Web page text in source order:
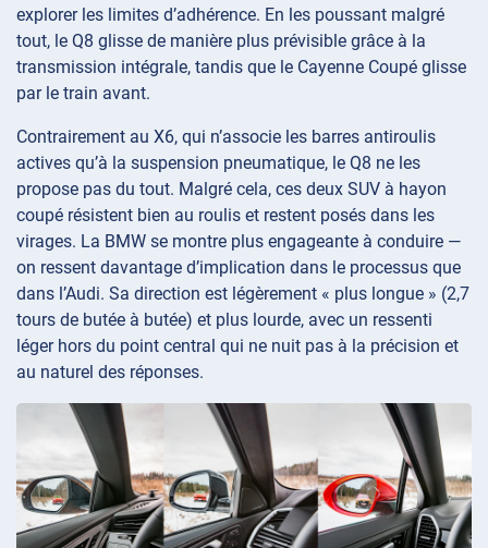
explorer les limites d’adhérence. En les poussant malgré
tout, le Q8 glisse de manière plus prévisible grâce à la
transmission intégrale, tandis que le Cayenne Coupé glisse
par le train avant.
Contrairement au X6, qui n’associe les barres antiroulis
actives qu’à la suspension pneumatique, le Q8 ne les
propose pas du tout. Malgré cela, ces deux SUV à hayon
coupé résistent bien au roulis et restent posés dans les
virages. La BMW se montre plus engageante à conduire —
on ressent davantage d’implication dans le processus que
dans l’Audi. Sa direction est légèrement « plus longue » (2,7
tours de butée à butée) et plus lourde, avec un ressenti
léger hors du point central qui ne nuit pas à la précision et
au naturel des réponses.